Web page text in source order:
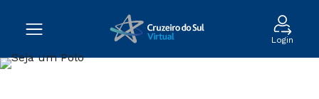
Login